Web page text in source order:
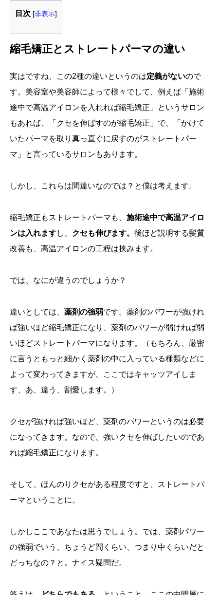
目次 [非表示]
縮毛矯正とストレートパーマの違い
実はですね、この2種の違いというのは定義がないので
す。美容室や美容師によって様々でして、例えば「施術
途中で高温アイロンを入れれば縮毛矯正」というサロン
もあれば、「クセを伸ばすのが縮毛矯正」で、「かけて
いたパーマを取り真っ直ぐに戻すのがストレートパー
マ」と言っているサロンもあります。
しかし、これらは間違いなのでは？と僕は考えます。
縮毛矯正もストレートパーマも、 施術途中で高温アイロ
ンは入れますし、 クセも伸びます。 後ほど説明する髪質
改善も、高温アイロンの工程は挟みます。
では、なにが違うのでしょうか？
違いとしては、 薬剤の強弱です。薬剤のパワーが強けれ
ば強いほど縮毛矯正になり、薬剤のパワーが弱ければ弱
いほどストレートパーマになります。（もちろん、厳密
に言うともっと細かく薬剤の中に入っている種類などに
よって変わってきますが、ここではキャッツアイしま
す、あ、違う、割愛します。）
クセが強ければ強いほど、薬剤のパワーというのは必要
になってきます。なので、強いクセを伸ばしたいのであ
れば縮毛矯正になります。
そして、ほんのりクセがある程度ですと、ストレートパ
ーマということに。
しかしここであなたは思うでしょう。では、薬剤パワー
の強弱でいう、ちょうど間くらい、つまり中くらいだと
どっちなの？と。ナイス疑問だ。